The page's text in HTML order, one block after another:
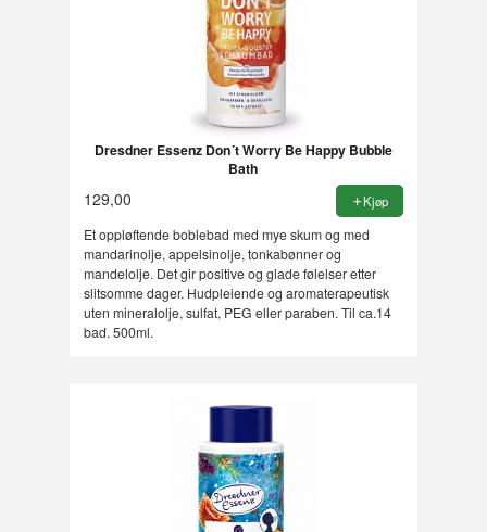
Dresdner Essenz Don´t Worry Be Happy Bubble
Bath
129,00 Kjøp
Et oppløftende boblebad med mye skum og med
mandarinolje, appelsinolje, tonkabønner og
mandelolje. Det gir positive og glade følelser etter
slitsomme dager. Hudpleiende og aromaterapeutisk
uten mineralolje, sulfat, PEG eller paraben. Til ca.14
bad. 500ml.